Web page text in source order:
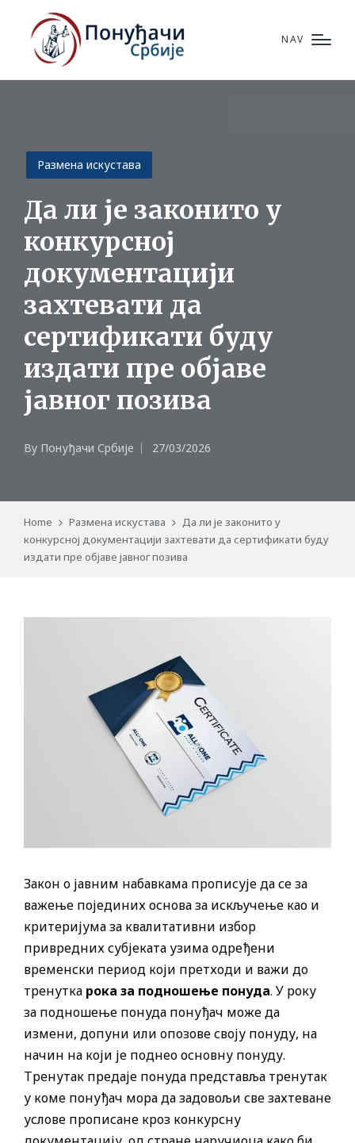
NAV
Posted
in
Размена искустава
Да ли је законито у
конкурсној
документацији
захтевати да
сертификати буду
издати пре објаве
јавног позива
Posted
By Понуђачи Србије 27/03/2026
Home Размена искустава
Да ли је законито у
конкурсној документацији захтевати да сертификати буду
издати пре објаве јавног позива
Закон о јавним набавкама прописује да се за
важење појединих основа за искључење као и
критеријума за квалитативни избор
привредних субјеката узима одређени
временски период који претходи и важи до
тренутка рока за подношење понуда. У року
за подношење понуда понуђач може да
измени, допуни или опозове своју понуду, на
начин на који је поднео основну понуду.
Тренутак предаје понуда представља тренутак
у коме понуђач мора да задовољи све захтеване
услове прописане кроз конкурсну